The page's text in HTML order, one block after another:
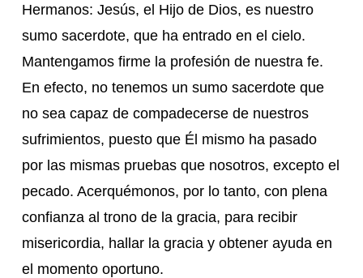
Hermanos: Jesús, el Hijo de Dios, es nuestro
sumo sacerdote, que ha entrado en el cielo.
Mantengamos firme la profesión de nuestra fe.
En efecto, no tenemos un sumo sacerdote que
no sea capaz de compadecerse de nuestros
sufrimientos, puesto que Él mismo ha pasado
por las mismas pruebas que nosotros, excepto el
pecado. Acerquémonos, por lo tanto, con plena
confianza al trono de la gracia, para recibir
misericordia, hallar la gracia y obtener ayuda en
el momento oportuno.